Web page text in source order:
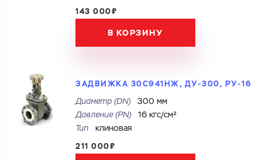
143 000₽
В КОРЗИНУ
ЗАДВИЖКА 30С941НЖ, ДУ-300, РУ-16
Диаметр (DN)
300 мм
Давление (PN)
16 кгс/см²
Тип
клиновая
211 000₽